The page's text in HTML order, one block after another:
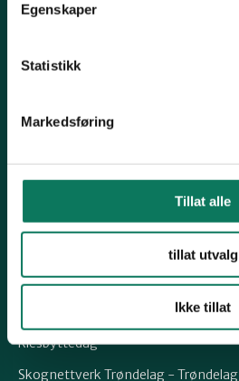
Egenskaper
Statistikk
Markedsføring
Tillat alle
tillat utvalg
Ikke tillat
Trondheim
Verdal
Om Fylkeslaget
Klesbyttedag
Skognettverk Trøndelag - Trøndelag